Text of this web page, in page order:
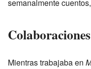
semanalmente
Mientras trabajaba en